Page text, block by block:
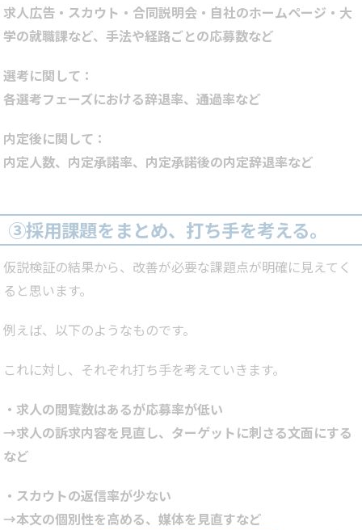
求人広告・スカウト・合同説明会・自社のホームページ・大
学の就職課など、手法や経路ごとの応募数など
選考に関して：
各選考フェーズにおける辞退率、通過率など
内定後に関して：
内定人数、内定承諾率、内定承諾後の内定辞退率など
③採用課題をまとめ、打ち手を考える。
仮説検証の結果から、改善が必要な課題点が明確に見えてく
ると思います。
例えば、以下のようなものです。
これに対し、それぞれ打ち手を考えていきます。
・求人の閲覧数はあるが応募率が低い
→求人の訴求内容を見直し、ターゲットに刺さる文面にする
など
・スカウトの返信率が少ない
→本文の個別性を高める、媒体を見直すなど